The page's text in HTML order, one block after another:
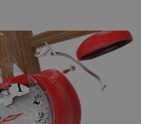
babiček, kterou se
praktikovat. Jablko
Obsahuje sacharidy,
pře